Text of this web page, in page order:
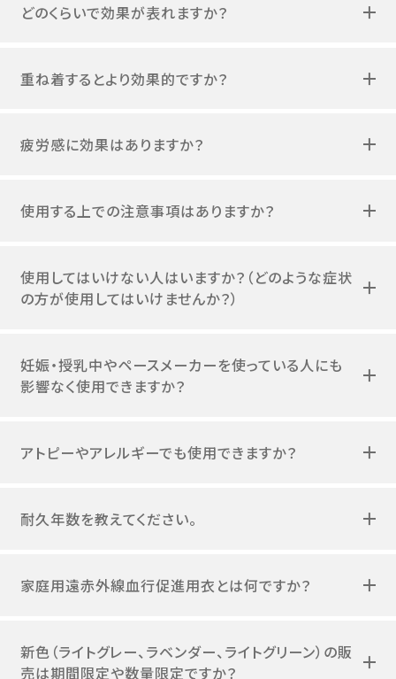
どのくらいで効果が表れますか？
重ね着するとより効果的ですか？
疲労感に効果はありますか？
使用する上での注意事項はありますか？
使用してはいけない人はいますか？（どのような症状
の方が使用してはいけませんか？）
妊娠・授乳中やペースメーカーを使っている人にも
影響なく使用できますか？
アトピーやアレルギーでも使用できますか？
耐久年数を教えてください。
家庭用遠赤外線血行促進用衣とは何ですか？
新色（ライトグレー、ラベンダー、ライトグリーン）の販
売は期間限定や数量限定ですか？